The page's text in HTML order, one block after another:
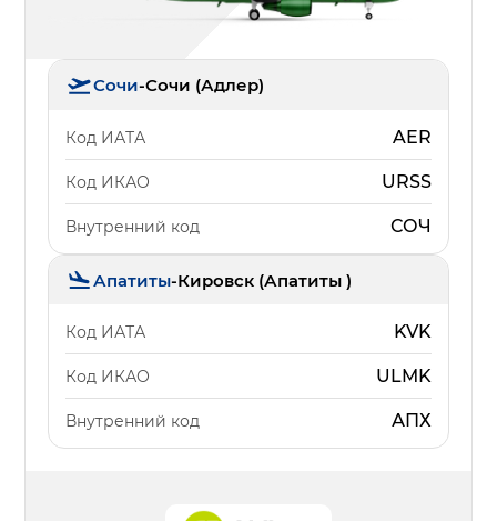
Сочи-Сочи (Адлер)
Код ИАТА AER
Код ИКАО URSS
Внутренний код СОЧ
Апатиты-Кировск (Апатиты )
Код ИАТА KVK
Код ИКАО ULMK
Внутренний код АПХ